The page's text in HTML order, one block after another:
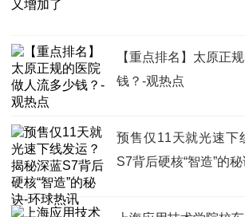
【重点排名】太原正
钱？-观热点
预售仅11天就光速下
S7背后硬核“智造”的